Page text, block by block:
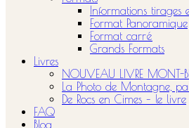
Informations tirages
Format Panoramique
Format carré
Grands Formats
Livres
NOUVEAU LIVRE MONT-
La Photo de Montagne,
De Rocs en Cimes – le livre
FAQ
Blog